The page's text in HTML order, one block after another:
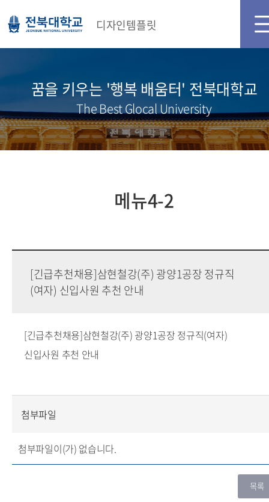
디자인템플릿
꿈을 키우는 '행복 배움터' 전북대학교
The Best Glocal University
메뉴4-2
[긴급추천채용]삼현철강(주) 광양1공장 정규직
(여자) 신입사원 추천 안내
[긴급추천채용]삼현철강(주) 광양1공장 정규직(여자)
신입사원 추천 안내
첨부파일
첨부파일이(가) 없습니다.